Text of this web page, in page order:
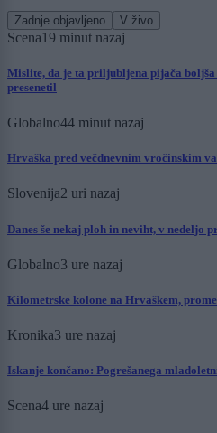
Zadnje objavljeno V živo
Scena19 minut nazaj
Mislite, da je ta priljubljena pijača boljša
presenetil
Globalno44 minut nazaj
Hrvaška pred večdnevnim vročinskim
Slovenija2 uri nazaj
Danes še nekaj ploh in neviht, v nedeljo
Globalno3 ure nazaj
Kilometrske kolone na Hrvaškem,
Kronika3 ure nazaj
Iskanje končano: Pogrešanega
Scena4 ure nazaj